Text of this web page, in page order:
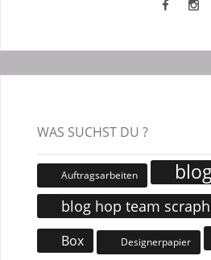
WAS SUCHST DU ?
Auftragsarbeiten
blog hop team
Box Designerpapier